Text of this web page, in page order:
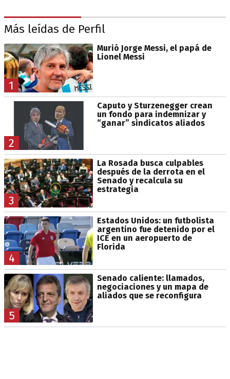
Más leídas de Perfil
1
Murió Jorge Messi, el papá de
Lionel Messi
2
Caputo y Sturzenegger crean
un fondo para indemnizar y
“ganar” sindicatos aliados
3
La Rosada busca culpables
después de la derrota en el
Senado y recalcula su
estrategia
4
Estados Unidos: un futbolista
argentino fue detenido por el
ICE en un aeropuerto de
Florida
5
Senado caliente: llamados,
negociaciones y un mapa de
aliados que se reconfigura